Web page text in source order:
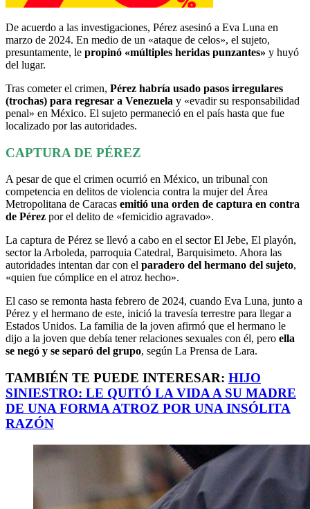
De acuerdo a las investigaciones, Pérez asesinó a Eva Luna en
marzo de 2024. En medio de un «ataque de celos», el sujeto,
presuntamente, le propinó «múltiples heridas punzantes» y huyó
del lugar.
Tras cometer el crimen, Pérez habría usado pasos irregulares
(trochas) para regresar a Venezuela y «evadir su responsabilidad
penal» en México. El sujeto permaneció en el país hasta que fue
localizado por las autoridades.
CAPTURA DE PÉREZ
A pesar de que el crimen ocurrió en México, un tribunal con
competencia en delitos de violencia contra la mujer del Área
Metropolitana de Caracas emitió una orden de captura en contra
de Pérez por el delito de «femicidio agravado».
La captura de Pérez se llevó a cabo en el sector El Jebe, El playón,
sector la Arboleda, parroquia Catedral, Barquisimeto. Ahora las
autoridades intentan dar con el paradero del hermano del sujeto,
«quien fue cómplice en el atroz hecho».
El caso se remonta hasta febrero de 2024, cuando Eva Luna, junto a
Pérez y el hermano de este, inició la travesía terrestre para llegar a
Estados Unidos. La familia de la joven afirmó que el hermano le
dijo a la joven que debía tener relaciones sexuales con él, pero ella
se negó y se separó del grupo, según La Prensa de Lara.
TAMBIÉN TE PUEDE INTERESAR: HIJO
SINIESTRO: LE QUITÓ LA VIDA A SU MADRE
DE UNA FORMA ATROZ POR UNA INSÓLITA
RAZÓN